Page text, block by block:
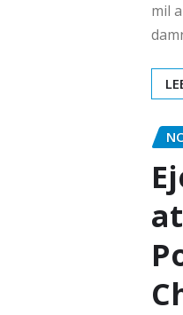
mil